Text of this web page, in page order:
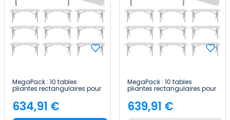
MegaPack : 10 tables
pliantes rectangulaires pour
la restauration, blanches,
240 x 74 cm Thinia Home
Price
634,91 €
MegaPack : 10 tables
pliantes rectangulaires pour
la restauration, 180 x 74 cm
Thinia Home
Price
639,91 €